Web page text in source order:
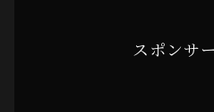
スポンサ